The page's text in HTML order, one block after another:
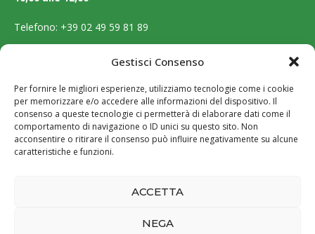
Gestisci Consenso
Per fornire le migliori esperienze, utilizziamo tecnologie come i cookie
per memorizzare e/o accedere alle informazioni del dispositivo. Il
consenso a queste tecnologie ci permetterà di elaborare dati come il
comportamento di navigazione o ID unici su questo sito. Non
acconsentire o ritirare il consenso può influire negativamente su alcune
caratteristiche e funzioni.
ACCETTA
NEGA
Telefono: +39 02 49 59 81 89
segreteria@ordinebiologilombardia.it
LEGAL PAGES
Amministrazione trasparente